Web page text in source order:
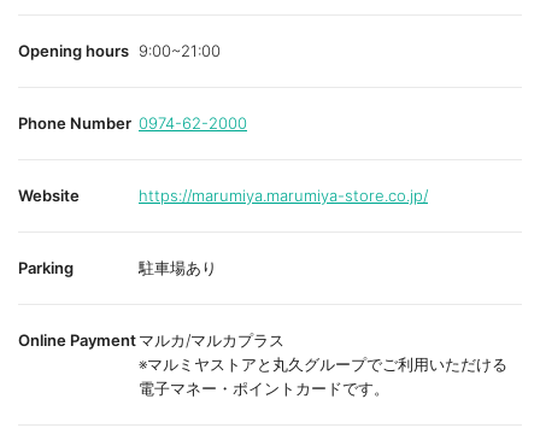
Opening hours 9:00~21:00
Phone Number 0974-62-2000
Website https://marumiya.marumiya-store.co.jp/
Parking 駐車場あり
Online Paymentマルカ/マルカプラス
※マルミヤストアと丸久グループでご利用いただける
電子マネー・ポイントカードです。